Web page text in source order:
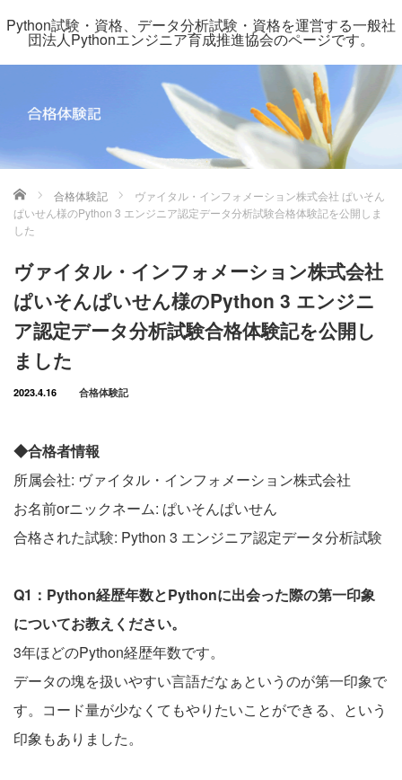
Python試験・資格、データ分析試験・資格を運営する一般社
団法人Pythonエンジニア育成推進協会のページです。
ホーム 合格体験記
ヴァイタル・インフォメーション株式会社 ぱいそん
ぱいせん様のPython 3 エンジニア認定データ分析試験合格体験記を公開しま
した
ヴァイタル・インフォメーション株式会社
ぱいそんぱいせん様のPython 3 エンジニ
ア認定データ分析試験合格体験記を公開し
ました
2023.4.16 合格体験記
◆合格者情報
所属会社: ヴァイタル・インフォメーション株式会社
お名前orニックネーム: ぱいそんぱいせん
合格された試験: Python 3 エンジニア認定データ分析試験
Q1：Python経歴年数とPythonに出会った際の第一印象
についてお教えください。
3年ほどのPython経歴年数です。
データの塊を扱いやすい言語だなぁというのが第一印象で
す。コード量が少なくてもやりたいことができる、という
印象もありました。